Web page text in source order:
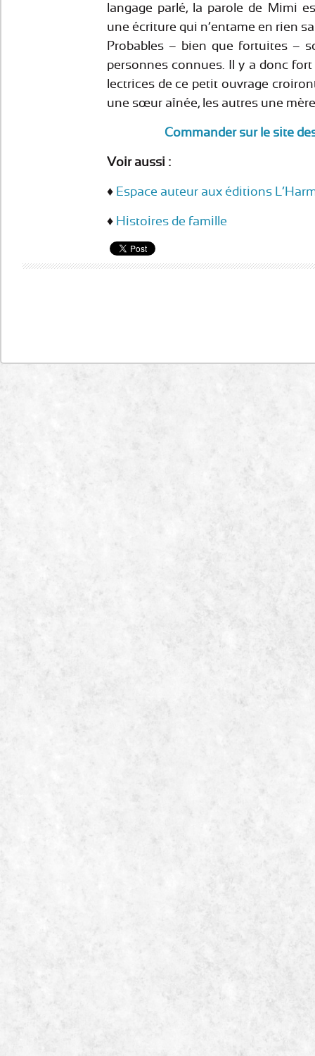
langage parlé, la parole de Mimi
une écriture qui n’entame en rien
Probables – bien que fortuites –
personnes connues. Il y a donc
lectrices de ce petit ouvrage
une sœur aînée, les autres une
Commander sur le site
Voir aussi :
♦ Espace auteur aux éditions
♦ Histoires de famille